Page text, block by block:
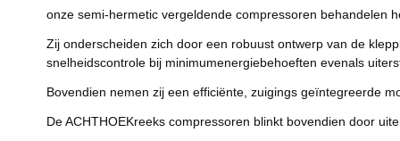
onze semi-hermetic vergeldende compressoren behandelen
Zij onderscheiden zich door een robuust ontwerp van de
snelheidscontrole bij minimumenergiebehoeften evenals
Bovendien nemen zij een efficiënte, zuigings geïntegreerde
De ACHTHOEKreeks compressoren blinkt bovendien door